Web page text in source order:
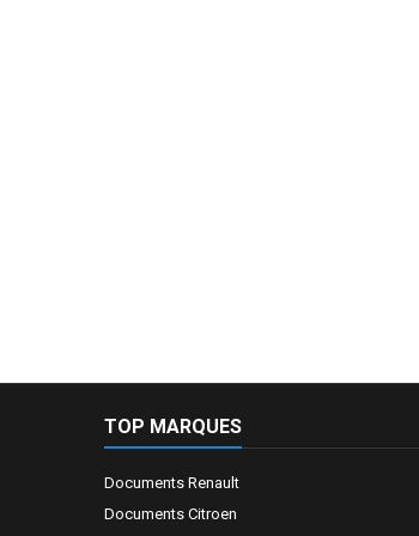
TOP MARQUES
Documents Renault
Documents Citroen